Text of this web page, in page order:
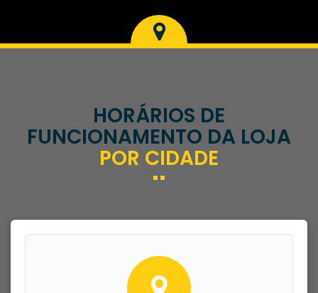
HORÁRIOS DE
FUNCIONAMENTO DA LOJA
POR CIDADE